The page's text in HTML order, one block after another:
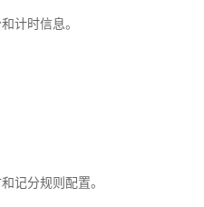
计时信息。
记分规则配置。